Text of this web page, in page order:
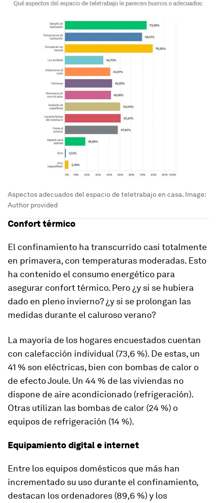
Aspectos adecuados del espacio de teletrabajo en casa. Image:
Author provided
Confort térmico
El confinamiento ha transcurrido casi totalmente
en primavera, con temperaturas moderadas. Esto
ha contenido el consumo energético para
asegurar confort térmico. Pero ¿y si se hubiera
dado en pleno invierno? ¿y si se prolongan las
medidas durante el caluroso verano?
La mayoría de los hogares encuestados cuentan
con calefacción individual (73,6 %). De estas, un
41 % son eléctricas, bien con bombas de calor o
de efecto Joule. Un 44 % de las viviendas no
dispone de aire acondicionado (refrigeración).
Otras utilizan las bombas de calor (24 %) o
equipos de refrigeración (14 %).
Equipamiento digital e internet
Entre los equipos domésticos que más han
incrementado su uso durante el confinamiento,
destacan los ordenadores (89,6 %) y los